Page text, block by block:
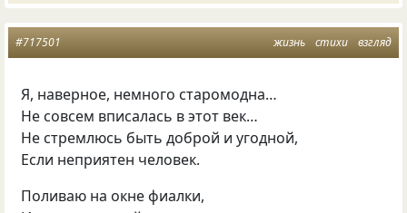
жизнь стихи взгляд
#717501
Я, наверное, немного старомодна…
Не совсем вписалась в этот век…
Не стремлюсь быть доброй и угодной,
Если неприятен человек.
Поливаю на окне фиалки,